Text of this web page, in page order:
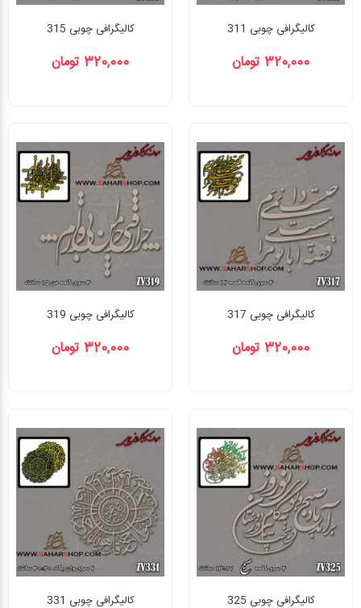
کالیگرافی چوبی 311
320,000 تومان
کالیگرافی چوبی 315
320,000 تومان
کالیگرافی چوبی 317
320,000 تومان
کالیگرافی چوبی 319
320,000 تومان
کالیگرافی چوبی 325 کالیگرافی چوبی 331